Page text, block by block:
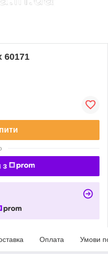
60171
з
Оплата Умови